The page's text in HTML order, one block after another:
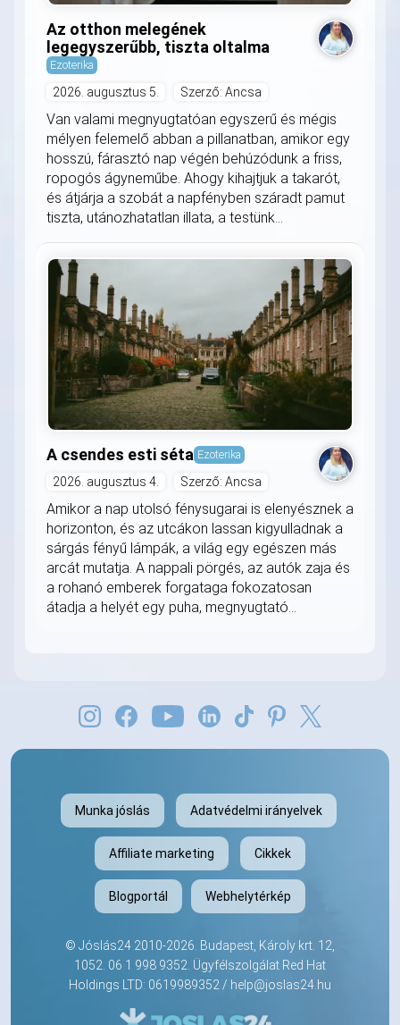
Az otthon melegének
legegyszerűbb, tiszta oltalma
Ezoterika
2026. augusztus 5. Szerző: Ancsa
Van valami megnyugtatóan egyszerű és mégis
mélyen felemelő abban a pillanatban, amikor egy
hosszú, fárasztó nap végén behúzódunk a friss,
ropogós ágyneműbe. Ahogy kihajtjuk a takarót,
és átjárja a szobát a napfényben száradt pamut
tiszta, utánozhatatlan illata, a testünk...
A csendes esti séta Ezoterika
2026. augusztus 4. Szerző: Ancsa
Amikor a nap utolsó fénysugarai is elenyésznek a
horizonton, és az utcákon lassan kigyulladnak a
sárgás fényű lámpák, a világ egy egészen más
arcát mutatja. A nappali pörgés, az autók zaja és
a rohanó emberek forgataga fokozatosan
átadja a helyét egy puha, megnyugtató...
Munka jóslás Adatvédelmi irányelvek
Affiliate marketing Cikkek
Blogportál Webhelytérkép
© Jóslás24 2010-2026. Budapest, Károly krt. 12,
1052. 06 1 998 9352. Ügyfélszolgálat Red Hat
Holdings LTD: 0619989352 / help@joslas24.hu